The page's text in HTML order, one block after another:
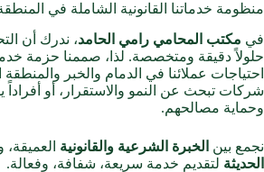
منظومة خدماتنا القانونية الشاملة في
في مكتب المحامي رامي الحامد، ندرك أن
حلولاً دقيقة ومتخصصة. لذا، صممنا حزمة
احتياجات عملائنا في الدمام والخبر والمنطقة
شركات تبحث عن النمو والاستقرار، أو
وحماية مصالحهم.
نجمع بين الخبرة الشرعية والقانونية العميقة،
الحديثة لتقديم خدمة سريعة، شفافة، وفعالة.